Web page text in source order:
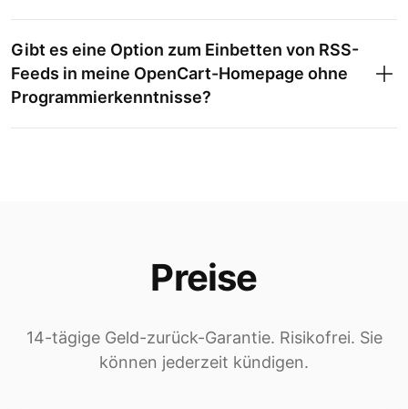
Gibt es eine Option zum Einbetten von RSS-
Feeds in meine OpenCart-Homepage ohne
Programmierkenntnisse?
Preise
14-tägige Geld-zurück-Garantie. Risikofrei. Sie
können jederzeit kündigen.